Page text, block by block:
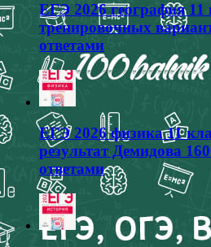
ЕГЭ 2026 география 11
тренировочных
ответами
ЕГЭ 2026 физика 11
результат Демидова
ответами